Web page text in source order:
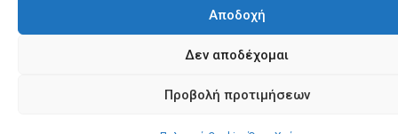
Αποδοχή
Δεν αποδέχομαι
Προβολή προτιμήσεων